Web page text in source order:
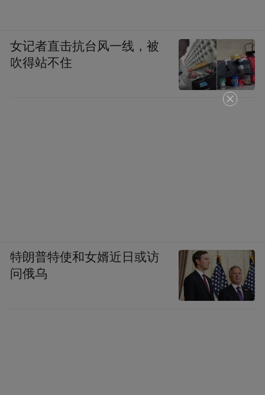
女记者直击抗台风一线，被
吹得站不住
特朗普特使和女婿近日或访
问俄乌